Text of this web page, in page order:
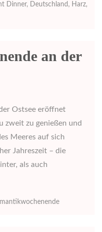
Dinner, Deutschland , Harz,
an der
Ostsee eröffnet
zweit zu genießen und
Meeres auf sich
Jahreszeit – die
als auch